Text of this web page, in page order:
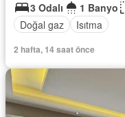
3 Odalı
1 Banyo
Doğal gaz
Isıtma
2 hafta, 14 saat önce